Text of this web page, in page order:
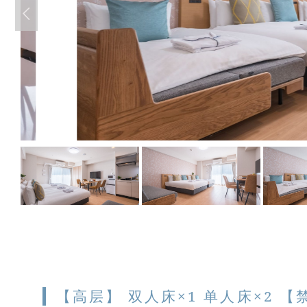
【高层】 双人床×1 单人床×2 【